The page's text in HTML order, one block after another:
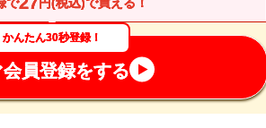
かんたん30秒登録！
員登録をする